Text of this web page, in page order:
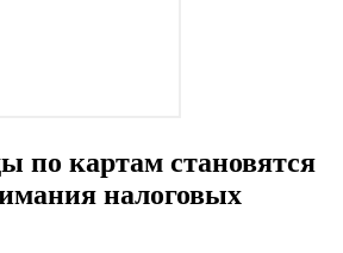
по картам становятся
налоговых